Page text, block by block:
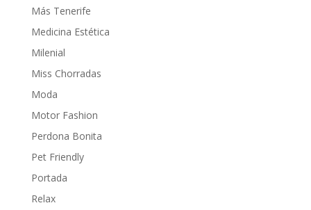
Más Tenerife
Medicina Estética
Milenial
Miss Chorradas
Moda
Motor Fashion
Perdona Bonita
Pet Friendly
Portada
Relax